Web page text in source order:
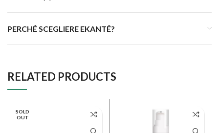
PERCHÉ SCEGLIERE EKANTÉ?
RELATED PRODUCTS
SOLD
OUT